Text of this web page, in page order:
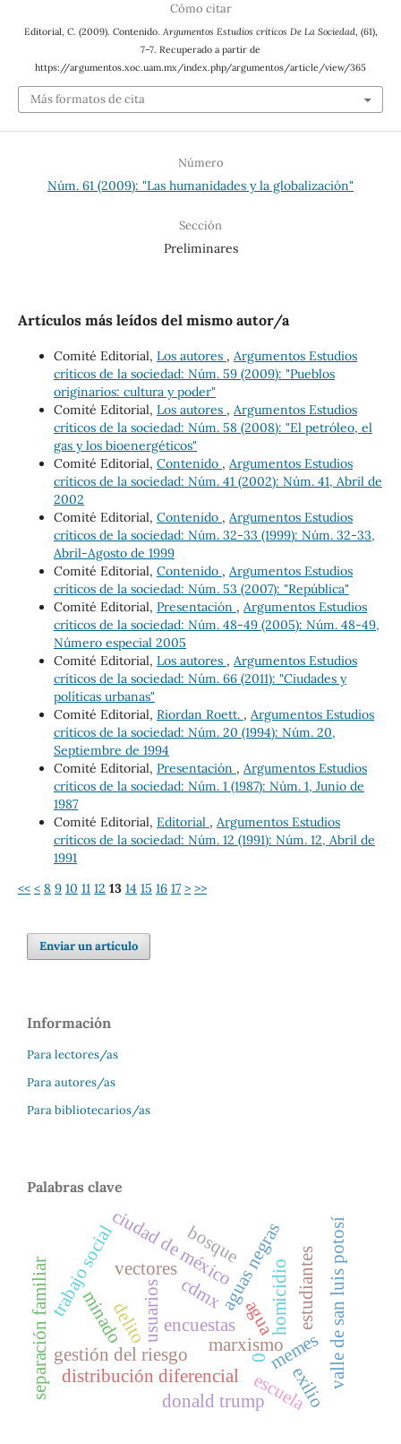
Cómo citar
Editorial, C. (2009). Contenido. Argumentos Estudios críticos De La Sociedad, (61),
7–7. Recuperado a partir de
https://argumentos.xoc.uam.mx/index.php/argumentos/article/view/365
Más formatos de cita
Número
Núm. 61 (2009): "Las humanidades y la globalización"
Sección
Preliminares
Artículos más leídos del mismo autor/a
Comité Editorial, Los autores , Argumentos Estudios
críticos de la sociedad: Núm. 59 (2009): "Pueblos
originarios: cultura y poder"
Comité Editorial, Los autores , Argumentos Estudios
críticos de la sociedad: Núm. 58 (2008): "El petróleo, el
gas y los bioenergéticos"
Comité Editorial, Contenido , Argumentos Estudios
críticos de la sociedad: Núm. 41 (2002): Núm. 41, Abril de
2002
Comité Editorial, Contenido , Argumentos Estudios
críticos de la sociedad: Núm. 32-33 (1999): Núm. 32-33,
Abril-Agosto de 1999
Comité Editorial, Contenido , Argumentos Estudios
críticos de la sociedad: Núm. 53 (2007): "República"
Comité Editorial, Presentación , Argumentos Estudios
críticos de la sociedad: Núm. 48-49 (2005): Núm. 48-49,
Número especial 2005
Comité Editorial, Los autores , Argumentos Estudios
críticos de la sociedad: Núm. 66 (2011): "Ciudades y
políticas urbanas"
Comité Editorial, Riordan Roett. , Argumentos Estudios
críticos de la sociedad: Núm. 20 (1994): Núm. 20,
Septiembre de 1994
Comité Editorial, Presentación , Argumentos Estudios
críticos de la sociedad: Núm. 1 (1987): Núm. 1, Junio de
1987
Comité Editorial, Editorial , Argumentos Estudios
críticos de la sociedad: Núm. 12 (1991): Núm. 12, Abril de
1991
<< < 8 9 10 11 12 13 14 15 16 17 > >>
Enviar un artículo
Información
Para lectores/as
Para autores/as
Para bibliotecarios/as
Palabras clave
marxismo
homicidio
gestión del riesgo
aguas negras
usuarios encuestas
memes
ciudad de méxico
distribución diferencial
cdmx
delito valle de san luis potosí
minado
bosque
agua
trabajo socialvectores
escuela
estudiantes
exilio
donald trump
separación familiar 0